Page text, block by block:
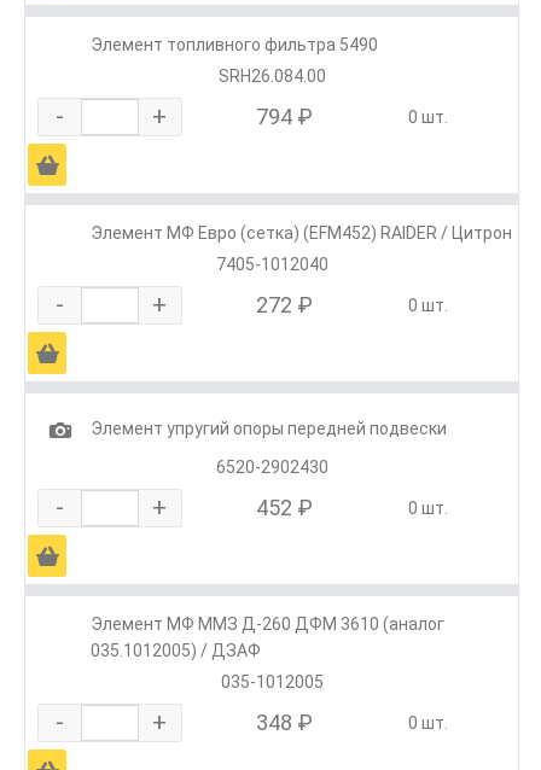
Элемент топливного фильтра 5490
SRH26.084.00
- + 794 ₽ 0 шт.
Ä
Элемент МФ Евро (сетка) (EFM452) RAIDER / Цитрон
7405-1012040
- + 272 ₽ 0 шт.
Ä
1
Элемент упругий опоры передней подвески
6520-2902430
- + 452 ₽ 0 шт.
Ä
Элемент МФ ММЗ Д-260 ДФМ 3610 (аналог
035.1012005) / ДЗАФ
035-1012005
- + 348 ₽ 0 шт.